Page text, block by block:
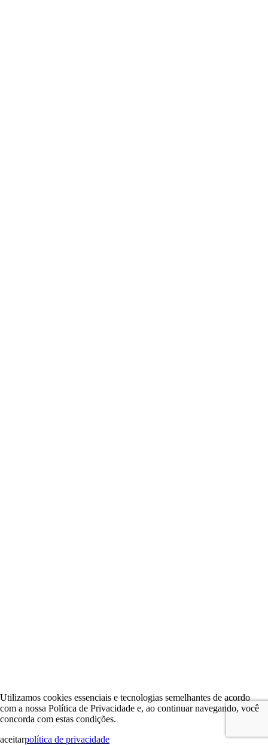
Utilizamos cookies essenciais e tecnologias semelhantes de acordo
com a nossa Política de Privacidade e, ao continuar navegando, você
concorda com estas condições.
aceitarpolítica de privacidade